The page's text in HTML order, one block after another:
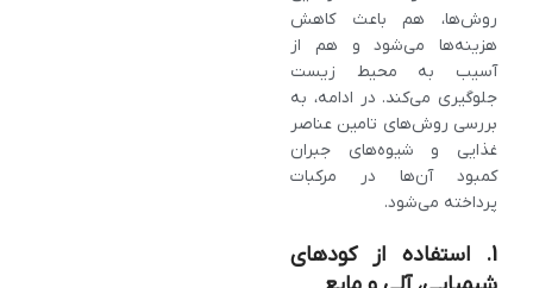
روش‌ها، هم باعث کاهش
هزینه‌ها می‌شود و هم از
آسیب به محیط زیست
جلوگیری می‌کند. در ادامه، به
بررسی روش‌های تامین عناصر
غذایی و شیوه‌های جبران
کمبود آن‌ها در مرکبات
پرداخته می‌شود.
1. استفاده از کودهای